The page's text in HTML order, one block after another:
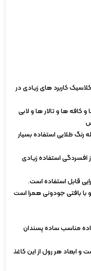
کاربرد های زیادی در
کافه ها و تالار ها و لابی
رنگ طلایی استفاده بسیار
استفاده زیادی
قابل استفاده است.
با بافتی جودونی همرا است
مناسب ساده پسندان
و ابعاد هر رول از این کاغذ